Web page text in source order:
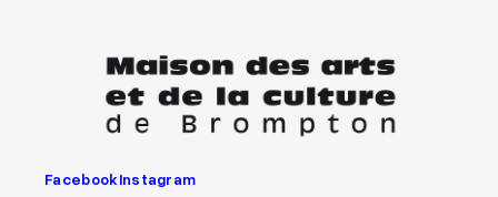
FacebookInstagram